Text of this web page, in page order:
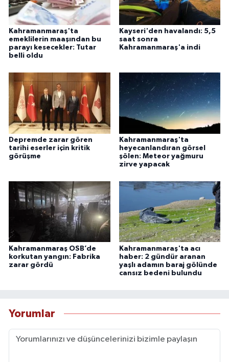
Kahramanmaraş'ta
emeklilerin maaşından bu
parayı kesecekler: Tutar
belli oldu
Kayseri'den havalandı: 5,5
saat sonra
Kahramanmaraş'a indi
Depremde zarar gören
tarihi eserler için kritik
görüşme
Kahramanmaraş'ta
heyecanlandıran görsel
şölen: Meteor yağmuru
zirve yapacak
Kahramanmaraş OSB’de
korkutan yangın: Fabrika
zarar gördü
Kahramanmaraş'ta acı
haber: 2 gündür aranan
yaşlı adamın baraj gölünde
cansız bedeni bulundu
Yorumlar